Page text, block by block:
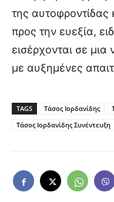
της αυτοφροντίδας
προς την ευεξία,
εισέρχονται σε
με αυξημένες
TAGS Τάσος Ιορδανίδης
Τάσος Ιορδανίδης Συνέντευξη